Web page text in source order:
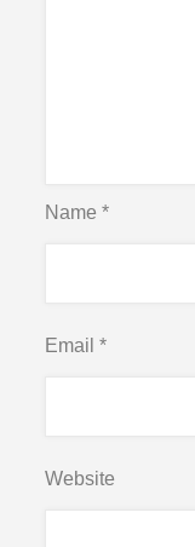
Name*
Email*
Website